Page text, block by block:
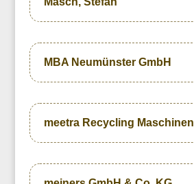
MBA Neumünster GmbH
meetra Recycling Maschinen